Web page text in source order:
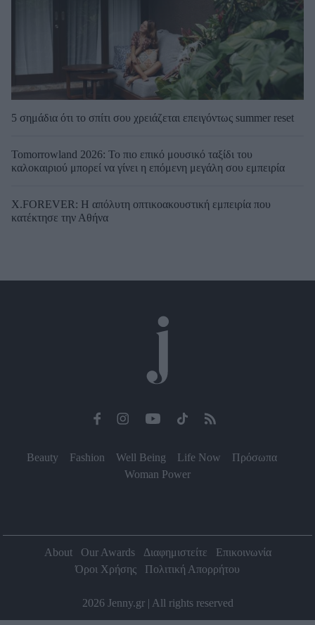
5 σημάδια ότι το σπίτι σου χρειάζεται επειγόντως summer reset
Tomorrowland 2026: Το πιο επικό μουσικό ταξίδι του
καλοκαιριού μπορεί να γίνει η επόμενη μεγάλη σου εμπειρία
X.FOREVER: Η απόλυτη οπτικοακουστική εμπειρία που
κατέκτησε την Αθήνα
Beauty Fashion Well Being Life Now
Πρόσωπα
Woman Power
About Our Awards Διαφημιστείτε
Επικοινωνία
Όροι Χρήσης
Πολιτική Απορρήτου
2026 Jenny.gr | All rights reserved